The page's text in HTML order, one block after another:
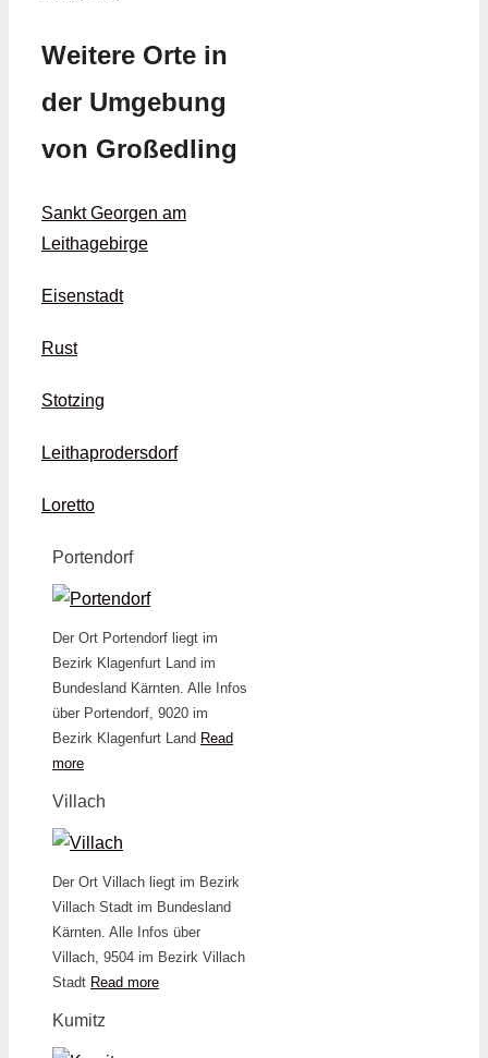
Weitere Orte in
der Umgebung
von Großedling
Sankt Georgen am
Leithagebirge
Eisenstadt
Rust
Stotzing
Leithaprodersdorf
Loretto
Portendorf
Der Ort Portendorf liegt im
Bezirk Klagenfurt Land im
Bundesland Kärnten. Alle Infos
über Portendorf, 9020 im
Bezirk Klagenfurt Land Read
more
Villach
Der Ort Villach liegt im Bezirk
Villach Stadt im Bundesland
Kärnten. Alle Infos über
Villach, 9504 im Bezirk Villach
Stadt Read more
Kumitz